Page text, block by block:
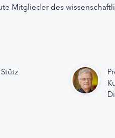
Mitglieder des